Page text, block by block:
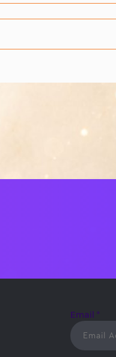
Email *